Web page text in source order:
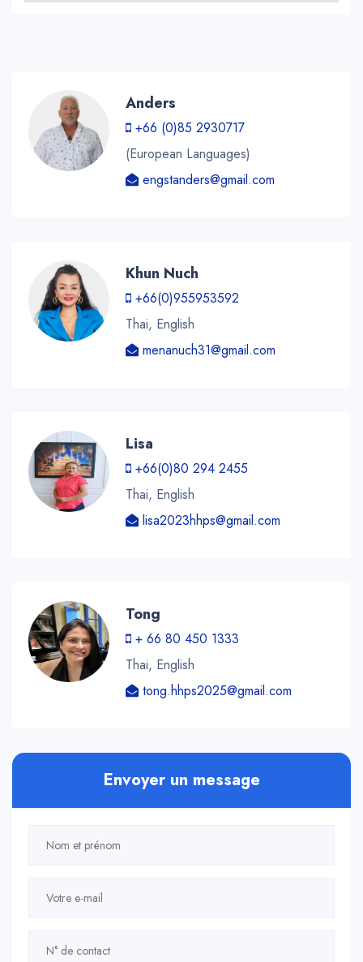
Anders
+66 (0)85 2930717
(European Languages)
engstanders@gmail.com
Khun Nuch
+66(0)955953592
Thai, English
menanuch31@gmail.com
Lisa
+66(0)80 294 2455
Thai, English
lisa2023hhps@gmail.com
Tong
+ 66 80 450 1333
Thai, English
tong.hhps2025@gmail.com
Envoyer un message